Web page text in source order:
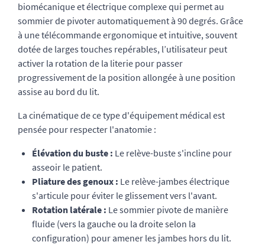
biomécanique et électrique complexe qui permet au
sommier de pivoter automatiquement à 90 degrés. Grâce
à une télécommande ergonomique et intuitive, souvent
dotée de larges touches repérables, l’utilisateur peut
activer la rotation de la literie pour passer
progressivement de la position allongée à une position
assise au bord du lit.
La cinématique de ce type d'équipement médical est
pensée pour respecter l'anatomie :
Élévation du buste : Le relève-buste s'incline pour
asseoir le patient.
Pliature des genoux : Le relève-jambes électrique
s'articule pour éviter le glissement vers l'avant.
Rotation latérale : Le sommier pivote de manière
fluide (vers la gauche ou la droite selon la
configuration) pour amener les jambes hors du lit.